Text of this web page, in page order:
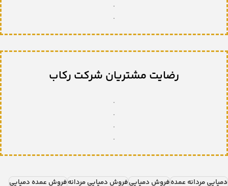
.
.
رضایت مشتریان شرکت رکاب
.
.
.
.
دمپایی مردانه عمدهفروش دمپاییفروش دمپایی مردانهفروش عمده دمپایی